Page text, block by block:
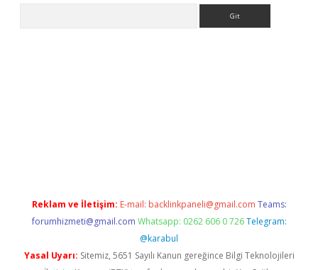
Reklam ve İletişim: E-mail: backlinkpaneli@gmail.com Teams:
forumhizmeti@gmail.com Whatsapp: 0262 606 0 726 Telegram:
@karabul
Yasal Uyarı: Sitemiz, 5651 Sayılı Kanun gereğince Bilgi Teknolojileri